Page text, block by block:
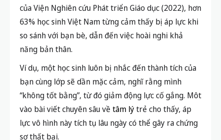
của Viện Nghiên cứu Phát triển Giáo dục (2022), hơn
63% học sinh Việt Nam từng cảm thấy bị áp lực khi
so sánh với bạn bè, dẫn đến việc hoài nghi khả
năng bản thân.
Ví dụ, một học sinh luôn bị nhắc đến thành tích của
bạn cùng lớp sẽ dần mặc cảm, nghĩ rằng mình
“không tốt bằng”, từ đó giảm động lực cố gắng. Môt
vào bài viết chuyên sâu về tâm lýtrẻ cho thấy, áp
lực vô hình này tích tụ lâu ngày có thể gây ra chứng
sợ thất bại.